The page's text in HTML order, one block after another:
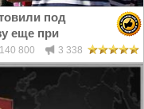
под
еще при
140 800 3 338